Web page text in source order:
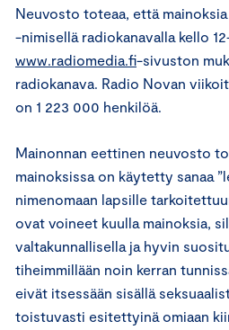
Neuvosto toteaa, että
-nimisellä radiokanavalla kello
www.radiomedia.fi-sivuston
radiokanava. Radio Novan
on 1 223 000 henkilöä.
Mainonnan eettinen neuvosto
mainoksissa on käytetty sanaa
nimenomaan lapsille
ovat voineet kuulla mainoksia,
valtakunnallisella ja hyvin
tiheimmillään noin kerran
eivät itsessään sisällä
toistuvasti esitettyinä omiaan